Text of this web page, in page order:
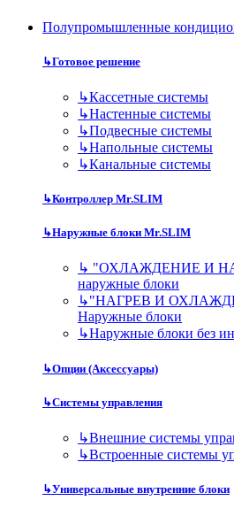
Полупромышленные
↳Готовое решение
↳Кассетные системы
↳Настенные системы
↳Подвесные системы
↳Напольные системы
↳Канальные системы
↳Контроллер Mr.SLIM
↳Наружные блоки Mr.SLIM
↳ "ОХЛАЖДЕНИЕ И
наружные блоки
↳"НАГРЕВ И
Наружные блоки
↳Наружные блоки без
↳Опции (Аксессуары)
↳Системы управления
↳Внешние системы
↳Встроенные системы
↳Универсальные внутренние блоки